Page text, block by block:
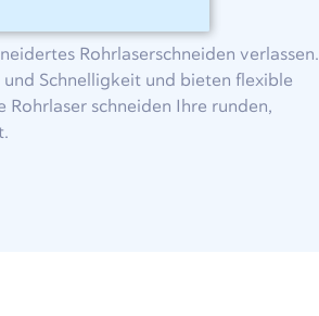
Rohrlaserschneiden verlassen.
Schnelligkeit und bieten flexible
schneiden Ihre runden,